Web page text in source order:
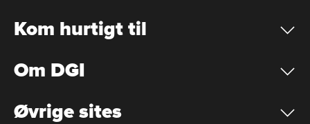
Kom hurtigt til
Om DGI
Øvrige sites